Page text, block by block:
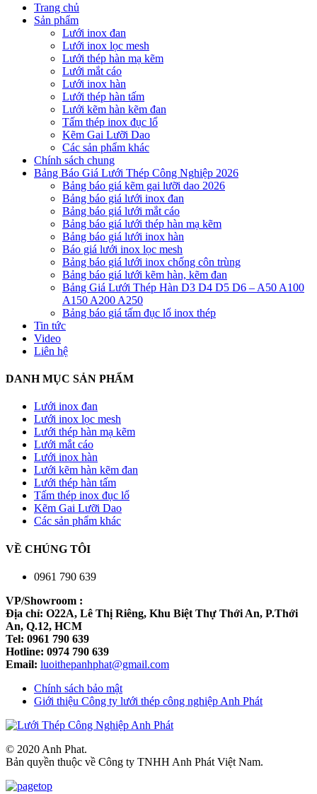
Trang chủ
Sản phẩm
Lưới inox đan
Lưới inox lọc mesh
Lưới thép hàn mạ kẽm
Lưới mắt cáo
Lưới inox hàn
Lưới thép hàn tấm
Lưới kẽm hàn kẽm đan
Tấm thép inox đục lổ
Kẽm Gai Lưỡi Dao
Các sản phẩm khác
Chính sách chung
Bảng Báo Giá Lưới Thép Công Nghiệp 2026
Bảng báo giá kẽm gai lưỡi dao 2026
Bảng báo giá lưới inox đan
Bảng báo giá lưới mắt cáo
Bảng báo giá lưới thép hàn mạ kẽm
Bảng báo giá lưới inox hàn
Báo giá lưới inox lọc mesh
Bảng báo giá lưới inox chống côn trùng
Bảng báo giá lưới kẽm hàn, kẽm đan
Bảng Giá Lưới Thép Hàn D3 D4 D5 D6 – A50 A100
A150 A200 A250
Bảng báo giá tấm đục lổ inox thép
Tin tức
Video
Liên hệ
DANH MỤC SẢN PHẨM
Lưới inox đan
Lưới inox lọc mesh
Lưới thép hàn mạ kẽm
Lưới mắt cáo
Lưới inox hàn
Lưới kẽm hàn kẽm đan
Lưới thép hàn tấm
Tấm thép inox đục lổ
Kẽm Gai Lưỡi Dao
Các sản phẩm khác
VỀ CHÚNG TÔI
0961 790 639
VP/Showroom :
Địa chỉ: O22A, Lê Thị Riêng, Khu Biệt Thự Thới An, P.Thới
An, Q.12, HCM
Tel: 0961 790 639
Hotline: 0974 790 639
Email: luoithepanhphat@gmail.com
Chính sách bảo mật
Giới thiệu Công ty lưới thép công nghiệp Anh Phát
© 2020 Anh Phat.
Bản quyền thuộc về Công ty TNHH Anh Phát Việt Nam.